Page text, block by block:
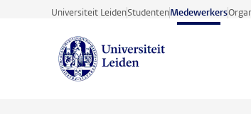
Ga direct naar de inhoud
Universiteit LeidenStudentenMedewerkers